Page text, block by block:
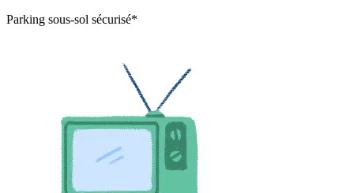
Parking sous-sol sécurisé*